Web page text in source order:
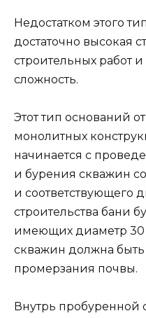
Недостатком этого
достаточно высокая
строительных работ
сложность.
Этот тип оснований
монолитных
начинается с
и бурения скважин
и соответствующего
строительства бани
имеющих диаметр 30
скважин должна
промерзания почвы.
Внутрь